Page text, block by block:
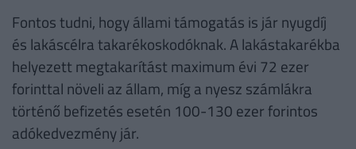
Fontos tudni, hogy állami támogatás is jár nyugdíj
és lakáscélra takarékoskodóknak. A lakástakarékba
helyezett megtakarítást maximum évi 72 ezer
forinttal növeli az állam, míg a nyesz számlákra
történő befizetés esetén 100-130 ezer forintos
adókedvezmény jár.